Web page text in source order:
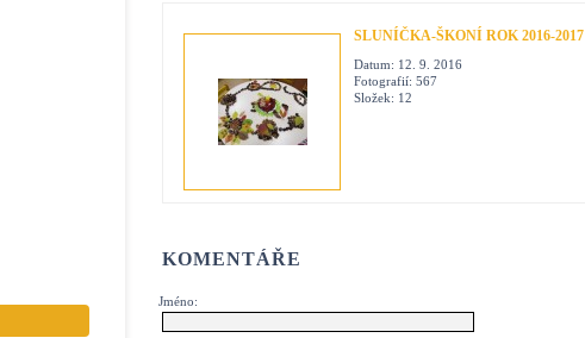
SLUNÍČKA-ŠKONÍ ROK 2016-2017
Datum: 12. 9. 2016
Fotografií: 567
Složek: 12
KOMENTÁŘE
Jméno: